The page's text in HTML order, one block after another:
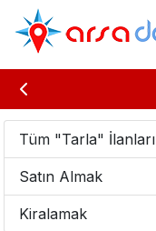
Tüm "Tarla" İlanları
Satın Almak
Kiralamak